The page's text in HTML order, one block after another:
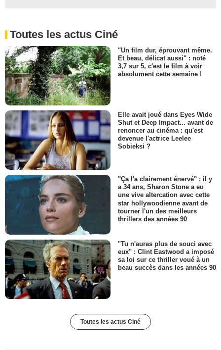
Toutes les actus Ciné
"Un film dur, éprouvant même.
Et beau, délicat aussi" : noté
3,7 sur 5, c'est le film à voir
absolument cette semaine !
Elle avait joué dans Eyes Wide
Shut et Deep Impact... avant de
renoncer au cinéma : qu'est
devenue l'actrice Leelee
Sobieksi ?
"Ça l'a clairement énervé" : il y
a 34 ans, Sharon Stone a eu
une vive altercation avec cette
star hollywoodienne avant de
tourner l'un des meilleurs
thrillers des années 90
"Tu n'auras plus de souci avec
eux" : Clint Eastwood a imposé
sa loi sur ce thriller voué à un
beau succès dans les années 90
Toutes les actus Ciné